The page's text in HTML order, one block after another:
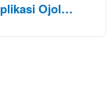
Ojol…